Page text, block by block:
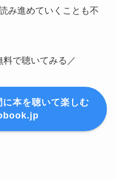
み進めていくことも不
で聴いてみる／
本を聴いて楽しむ